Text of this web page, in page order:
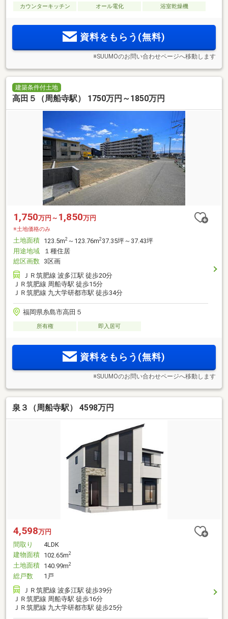
カウンターキッチン オール電化 浴室乾燥機
資料をもらう(無料)
※SUUMOのお問い合わせページへ移動します
建築条件付土地
高田５（周船寺駅） 1750万円～1850万円
1,750万円～ 1,850万円
※土地価格のみ
土地面積 123.5m2 ～123.76m237.35坪～37.43坪
用途地域
１種住居
総区画数 3区画
ＪＲ筑肥線 波多江駅 徒歩20分
ＪＲ筑肥線 周船寺駅 徒歩15分
ＪＲ筑肥線 九大学研都市駅 徒歩34分
福岡県糸島市高田５
所有権 即入居可
資料をもらう(無料)
※SUUMOのお問い合わせページへ移動します
泉３（周船寺駅） 4598万円
4,598万円
間取り
4LDK
建物面積 102.65m2
土地面積 140.99m2
総戸数
1戸
ＪＲ筑肥線 波多江駅 徒歩39分
ＪＲ筑肥線 周船寺駅 徒歩16分
ＪＲ筑肥線 九大学研都市駅 徒歩25分